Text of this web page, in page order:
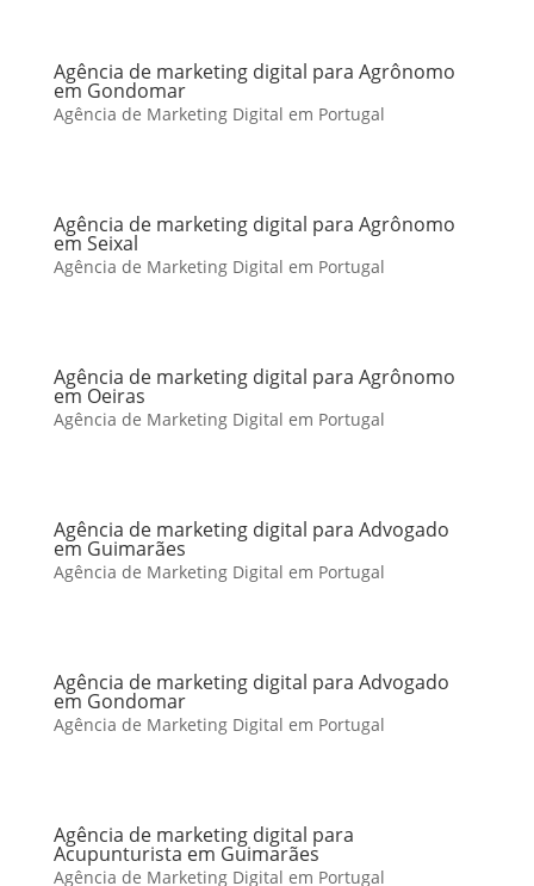
Agência de marketing digital para Agrônomo
em Gondomar
Agência de Marketing Digital em Portugal
Agência de marketing digital para Agrônomo
em Seixal
Agência de Marketing Digital em Portugal
Agência de marketing digital para Agrônomo
em Oeiras
Agência de Marketing Digital em Portugal
Agência de marketing digital para Advogado
em Guimarães
Agência de Marketing Digital em Portugal
Agência de marketing digital para Advogado
em Gondomar
Agência de Marketing Digital em Portugal
Agência de marketing digital para
Acupunturista em Guimarães
Agência de Marketing Digital em Portugal